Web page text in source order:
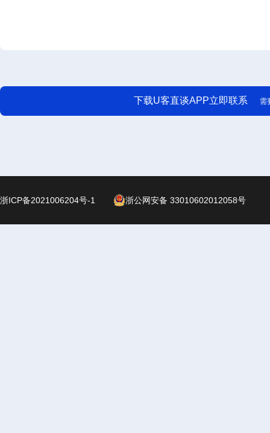
下载U客直谈APP立即联系 需
浙ICP备2021006204号-1 浙公网安备 33010602012058号